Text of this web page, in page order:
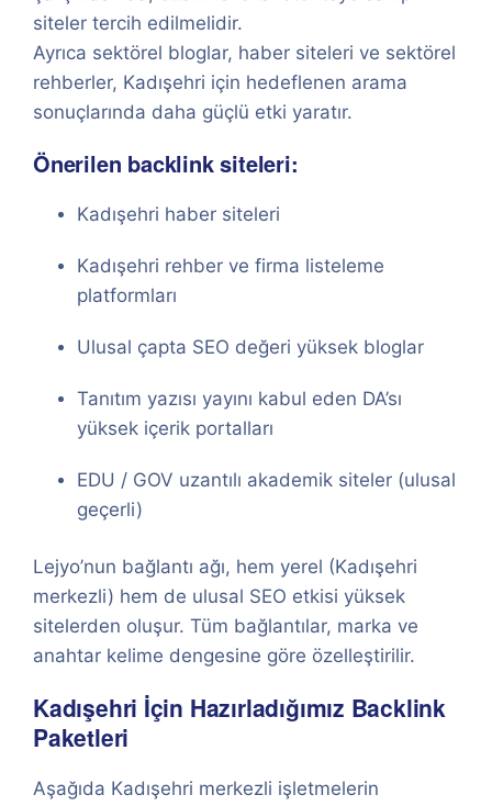
siteler tercih edilmelidir.
Ayrıca sektörel bloglar, haber siteleri ve sektörel
rehberler, Kadışehri için hedeflenen arama
sonuçlarında daha güçlü etki yaratır.
Önerilen backlink siteleri:
Kadışehri haber siteleri
Kadışehri rehber ve firma listeleme
platformları
Ulusal çapta SEO değeri yüksek bloglar
Tanıtım yazısı yayını kabul eden DA’sı
yüksek içerik portalları
EDU / GOV uzantılı akademik siteler (ulusal
geçerli)
Lejyo’nun bağlantı ağı, hem yerel (Kadışehri
merkezli) hem de ulusal SEO etkisi yüksek
sitelerden oluşur. Tüm bağlantılar, marka ve
anahtar kelime dengesine göre özelleştirilir.
Kadışehri İçin Hazırladığımız Backlink
Paketleri
Aşağıda Kadışehri merkezli işletmelerin